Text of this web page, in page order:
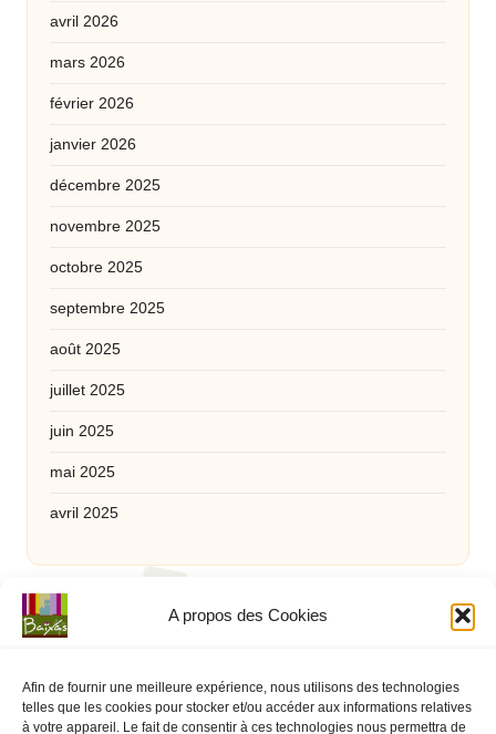
A propos des Cookies
Afin de fournir une meilleure expérience, nous utilisons des technologies
telles que les cookies pour stocker et/ou accéder aux informations relatives
à votre appareil. Le fait de consentir à ces technologies nous permettra de
avril 2026
mars 2026
février 2026
janvier 2026
décembre 2025
novembre 2025
octobre 2025
septembre 2025
août 2025
juillet 2025
juin 2025
mai 2025
avril 2025